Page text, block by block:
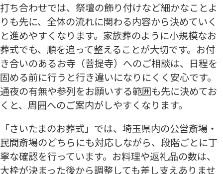
打ち合わせでは、祭壇の飾り付けなど細かなことよ
りも先に、全体の流れに関わる内容から決めていく
と進めやすくなります。家族葬のように小規模なお
葬式でも、順を追って整えることが大切です。お付
き合いのあるお寺（菩提寺）へのご相談は、日程を
固める前に行うと行き違いになりにくく安心です。
通夜の有無や参列をお願いする範囲も先に決めてお
くと、周囲へのご案内がしやすくなります。
「さいたまのお葬式」では、埼玉県内の公営斎場・
民間斎場のどちらにも対応しながら、段階ごとに丁
寧な確認を行っています。お料理や返礼品の数は、
大枠が決まった後から調整しても差し支えありませ